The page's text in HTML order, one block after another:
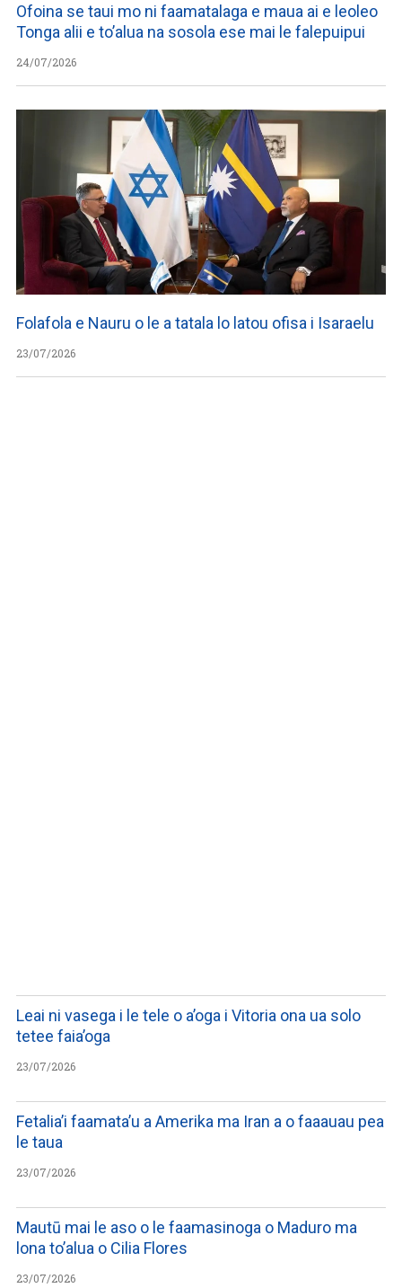
Ofoina se taui mo ni faamatalaga e maua ai e leoleo
Tonga alii e to’alua na sosola ese mai le falepuipui
24/07/2026
Folafola e Nauru o le a tatala lo latou ofisa i Isaraelu
23/07/2026
Leai ni vasega i le tele o a’oga i Vitoria ona ua solo
tetee faia’oga
23/07/2026
Fetalia’i faamata’u a Amerika ma Iran a o faaauau pea
le taua
23/07/2026
Mautū mai le aso o le faamasinoga o Maduro ma
lona to’alua o Cilia Flores
23/07/2026